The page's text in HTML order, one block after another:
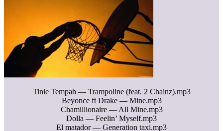
Tinie Tempah — Trampoline (feat. 2 Chainz).mp3
Beyonce ft Drake — Mine.mp3
Chamillionaire — All Mine.mp3
Dolla — Feelin’ Myself.mp3
El matador — Generation taxi.mp3